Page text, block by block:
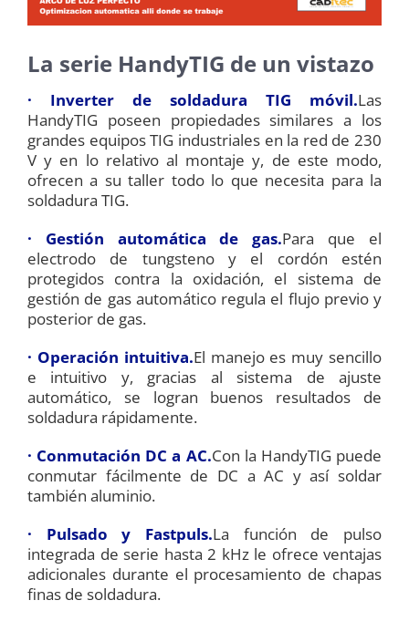
La serie HandyTIG de un vistazo
· Inverter de soldadura TIG móvil.Las
HandyTIG poseen propiedades similares a los
grandes equipos TIG industriales en la red de 230
V y en lo relativo al montaje y, de este modo,
ofrecen a su taller todo lo que necesita para la
soldadura TIG.
· Gestión automática de gas.Para que el
electrodo de tungsteno y el cordón estén
protegidos contra la oxidación, el sistema de
gestión de gas automático regula el flujo previo y
posterior de gas.
· Operación intuitiva.El manejo es muy sencillo
e intuitivo y, gracias al sistema de ajuste
automático, se logran buenos resultados de
soldadura rápidamente.
· Conmutación DC a AC.Con la HandyTIG puede
conmutar fácilmente de DC a AC y así soldar
también aluminio.
· Pulsado y Fastpuls.La función de pulso
integrada de serie hasta 2 kHz le ofrece ventajas
adicionales durante el procesamiento de chapas
finas de soldadura.